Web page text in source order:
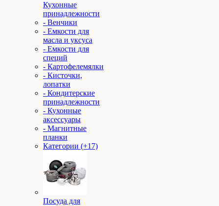
Кухонные
принадлежности
- Венчики
- Емкости для
масла и уксуса
- Емкости для
специй
- Картофелемялки
- Кисточки,
лопатки
- Кондитерские
принадлежности
- Кухонные
аксессуары
- Магнитные
планки
Категории (+17)
Посуда для